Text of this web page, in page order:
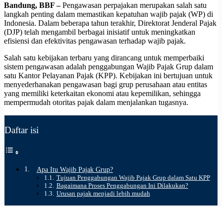
Bandung, BBF –Pengawasan perpajakan merupakan salah satu
langkah penting dalam memastikan kepatuhan wajib pajak (WP) di
Indonesia. Dalam beberapa tahun terakhir, Direktorat Jenderal Pajak
(DJP) telah mengambil berbagai inisiatif untuk meningkatkan
efisiensi dan efektivitas pengawasan terhadap wajib pajak.
Salah satu kebijakan terbaru yang dirancang untuk memperbaiki
sistem pengawasan adalah penggabungan Wajib Pajak Grup dalam
satu Kantor Pelayanan Pajak (KPP). Kebijakan ini bertujuan untuk
menyederhanakan pengawasan bagi grup perusahaan atau entitas
yang memiliki keterkaitan ekonomi atau kepemilikan, sehingga
mempermudah otoritas pajak dalam menjalankan tugasnya.
Daftar isi
Apa Itu Wajib Pajak Grup?
Tujuan Penggabungan Wajib Pajak Grup dalam Satu KPP
Bagaimana Proses Penggabungan Ini Dilakukan?
Urusan pajak menjadi lebih mudah